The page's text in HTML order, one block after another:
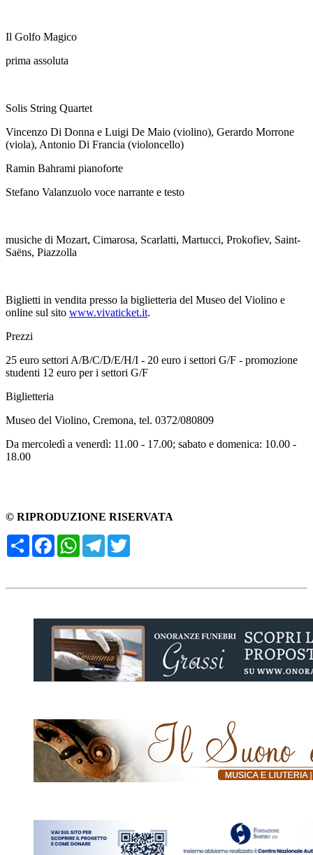
Il Golfo Magico
prima assoluta
Solis String Quartet
Vincenzo Di Donna e Luigi De Maio (violino), Gerardo Morrone
(viola), Antonio Di Francia (violoncello)
Ramin Bahrami pianoforte
Stefano Valanzuolo voce narrante e testo
musiche di Mozart, Cimarosa, Scarlatti, Martucci, Prokofiev, Saint-
Saëns, Piazzolla
Biglietti in vendita presso la biglietteria del Museo del Violino e
online sul sito www.vivaticket.it.
Prezzi
25 euro settori A/B/C/D/E/H/I - 20 euro i settori G/F - promozione
studenti 12 euro per i settori G/F
Biglietteria
Museo del Violino, Cremona, tel. 0372/080809
Da mercoledì a venerdì: 11.00 - 17.00; sabato e domenica: 10.00 -
18.00
© RIPRODUZIONE RISERVATA
CondividiFacebookWhatsApp
Telegram